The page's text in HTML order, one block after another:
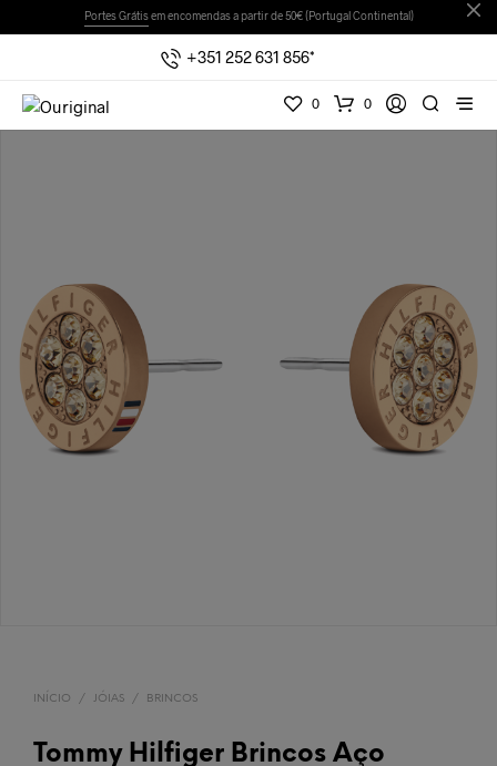
Portes Grátisem encomendas a partir de 50€ (Portugal Continental)
+351 252 631 856*
0 0
INÍCIO / JÓIAS / BRINCOS
Tommy Hilfiger Brincos Aço